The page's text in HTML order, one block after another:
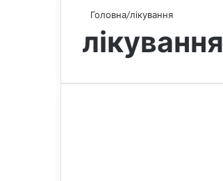
Головна/лікування
лікування